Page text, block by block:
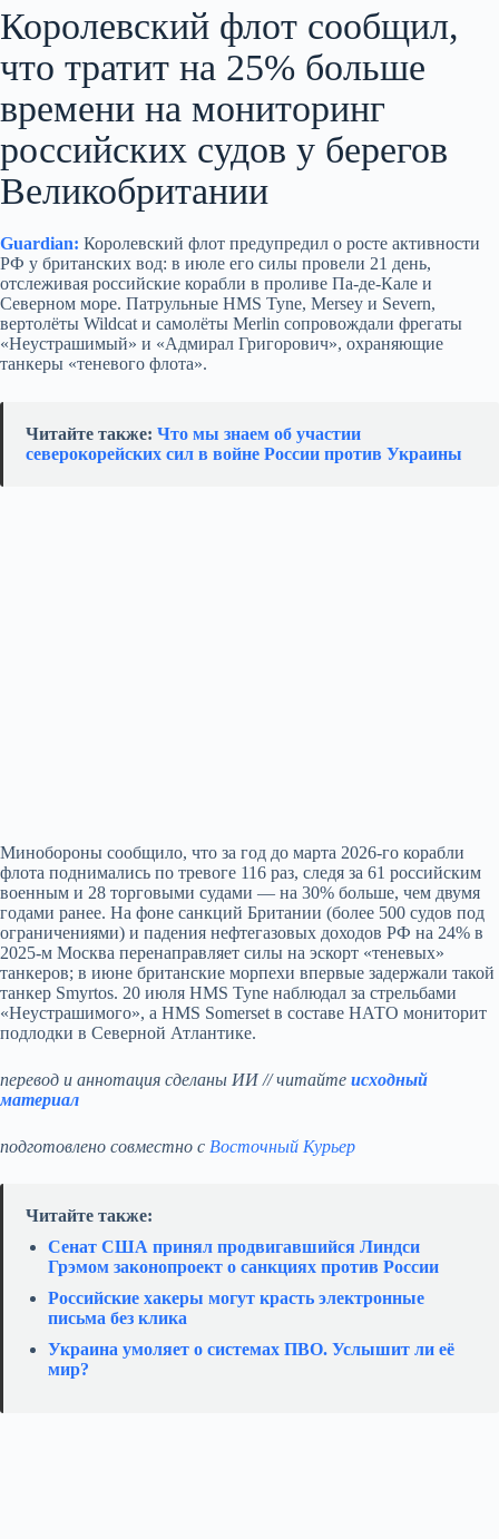
Королевский флот сообщил,
что тратит на 25% больше
времени на мониторинг
российских судов у берегов
Великобритании
Guardian: Королевский флот предупредил о росте активности
РФ у британских вод: в июле его силы провели 21 день,
отслеживая российские корабли в проливе Па-де-Кале и
Северном море. Патрульные HMS Tyne, Mersey и Severn,
вертолёты Wildcat и самолёты Merlin сопровождали фрегаты
«Неустрашимый» и «Адмирал Григорович», охраняющие
танкеры «теневого флота».
Читайте также: Что мы знаем об участии
северокорейских сил в войне России против Украины
Минобороны сообщило, что за год до марта 2026-го корабли
флота поднимались по тревоге 116 раз, следя за 61 российским
военным и 28 торговыми судами — на 30% больше, чем двумя
годами ранее. На фоне санкций Британии (более 500 судов под
ограничениями) и падения нефтегазовых доходов РФ на 24% в
2025-м Москва перенаправляет силы на эскорт «теневых»
танкеров; в июне британские морпехи впервые задержали такой
танкер Smyrtos. 20 июля HMS Tyne наблюдал за стрельбами
«Неустрашимого», а HMS Somerset в составе НАТО мониторит
подлодки в Северной Атлантике.
перевод и аннотация сделаны ИИ // читайте исходный
материал
подготовлено совместно с Восточный Курьер
Читайте также:
Сенат США принял продвигавшийся Линдси
Грэмом законопроект о санкциях против России
Российские хакеры могут красть электронные
письма без клика
Украина умоляет о системах ПВО. Услышит ли её
мир?